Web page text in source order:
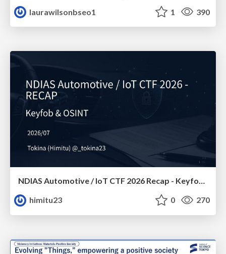
laurawilsonbseo1
1 390
NDIAS Automotive / IoT CTF 2026 Recap - Keyfob & OSINT
himitu23
0 270